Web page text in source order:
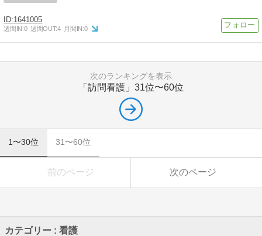
1641005
週間IN:0 週間OUT:4 月間IN:0
次のランキングを表示
「訪問看護」 31位〜60位
1〜30位 31〜60位
前のページ 次のページ
カテゴリー : 看護